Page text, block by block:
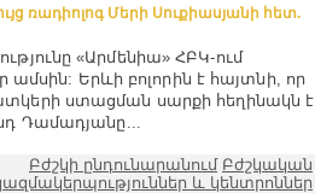
ռադիոլոգ Մերի Սուքիասյանի հետ.
«Արմենիա» ՀԲԿ-ում
ամսին: Երևի բոլորին է հայտնի, որ
ստացման սարքի հեղինակն է
Դամադյանը...
Բժշկի ընդունարանում Բժշկական
և կենտրոններ